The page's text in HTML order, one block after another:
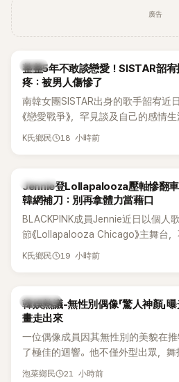
廣告
韓星
整整5年不敢談戀愛！SISTAR韶
疼：被男人傷慘了
南韓女團SISTAR出身的歌手韶宥近
《戀愛戰爭》，罕見談及自己的感情
年沒有談戀愛，更首度透露空窗至
K氏鄉民 18 小時前
K-POP
Jennie登Lollapalooza壓軸慘翻車
韓網補刀：別再拿體力當藉口
BLACKPINK成員Jennie近日以個人
節《Lollapalooza Chicago》主舞台
節Headliner（壓軸主秀）的K-POP
形容整場演出「就像一場豪華KTV」。
K氏鄉民 19 小時前
熱議討論
韓娛熱議-無性別偶像「驚人神顏」
畫走出來
一位偶像成員因其無性別的美貌在
了極佳的迴響。他不僅外型出眾，舞
泡菜鄉民 21 小時前